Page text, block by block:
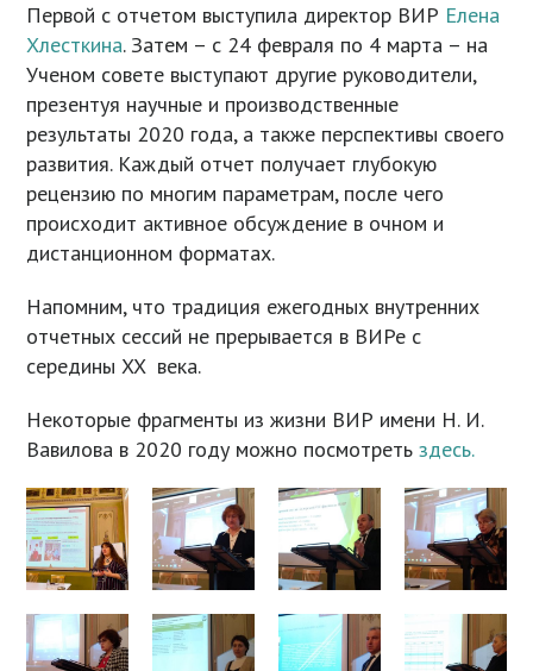
Первой с отчетом выступила директор ВИР Елена
Хлесткина. Затем – с 24 февраля по 4 марта – на
Ученом совете выступают другие руководители,
презентуя научные и производственные
результаты 2020 года, а также перспективы своего
развития. Каждый отчет получает глубокую
рецензию по многим параметрам, после чего
происходит активное обсуждение в очном и
дистанционном форматах.
Напомним, что традиция ежегодных внутренних
отчетных сессий не прерывается в ВИРе с
середины XX века.
Некоторые фрагменты из жизни ВИР имени Н. И.
Вавилова в 2020 году можно посмотретьздесь.